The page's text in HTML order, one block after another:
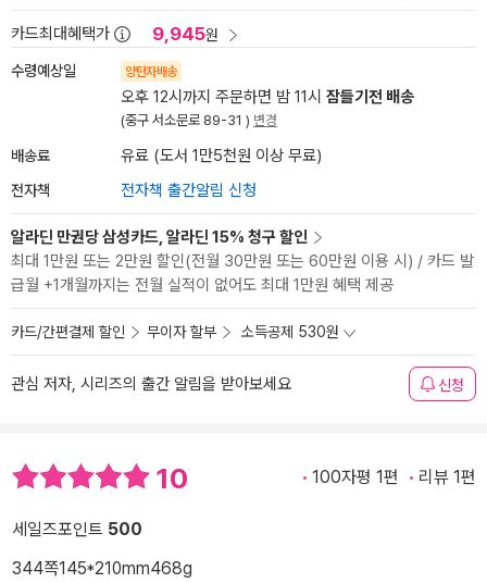
카드최대혜택가 9,945원
수령예상일 양탄자배송
오후 12시까지 주문하면 밤 11시 잠들기전 배송
(중구 서소문로 89-31 ) 변경
배송료 유료 (도서 1만5천원 이상 무료)
전자책 전자책 출간알림 신청
알라딘 만권당 삼성카드, 알라딘 15% 청구 할인
최대 1만원 또는 2만원 할인(전월 30만원 또는 60만원 이용 시) / 카드 발
급월 +1개월까지는 전월 실적이 없어도 최대 1만원 혜택 제공
카드/간편결제 할인 무이자 할부 소득공제 530원
관심 저자, 시리즈의 출간 알림을 받아보세요 신청
10 100자평 1편 리뷰 1편
세일즈포인트 500
344쪽145*210mm468g